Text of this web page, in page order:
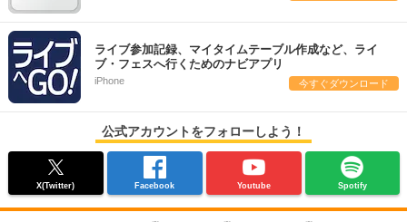
ライブ参加記録、マイタイムテーブル作成など、ライ
ブ・フェスへ行くためのナビアプリ
iPhone 今すぐダウンロード
公式アカウントをフォローしよう！
X(Twitter) Facebook Youtube Spotify